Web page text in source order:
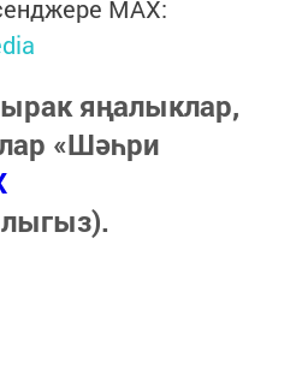
MАХ:
яңалыклар,
«Шәһри